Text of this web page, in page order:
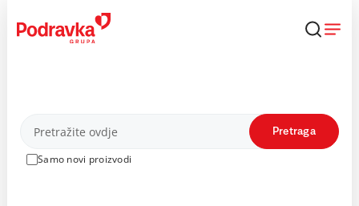
content
Proizvodi
Samo novi proizvodi
Pretraga